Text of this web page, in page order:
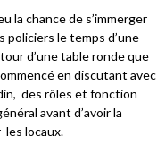
la chance de s’immerger
policiers le temps d’une
d’une table ronde que
en discutant avec
des rôles et fonction
avant d’avoir la
les locaux.